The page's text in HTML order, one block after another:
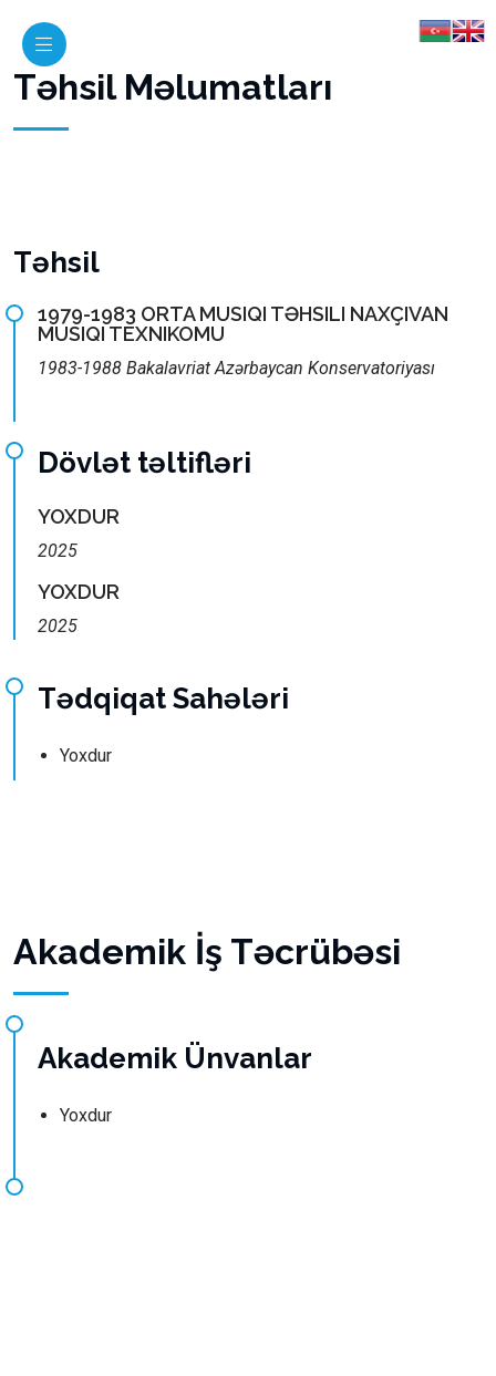
Təhsil Məlumatları
Təhsil
1979-1983 ORTA MUSIQI TƏHSILI NAXÇIVAN
MUSIQI TEXNIKOMU
1983-1988 Bakalavriat Azərbaycan Konservatoriyası
Dövlət təltifləri
YOXDUR
2025
YOXDUR
2025
Tədqiqat Sahələri
Yoxdur
Akademik İş Təcrübəsi
Akademik Ünvanlar
Yoxdur